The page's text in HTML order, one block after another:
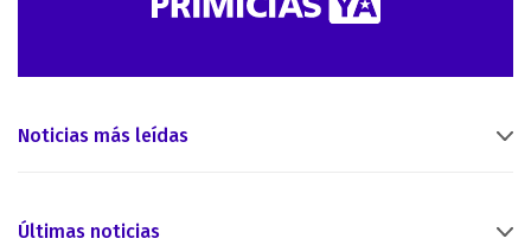
Noticias más leídas
Últimas noticias